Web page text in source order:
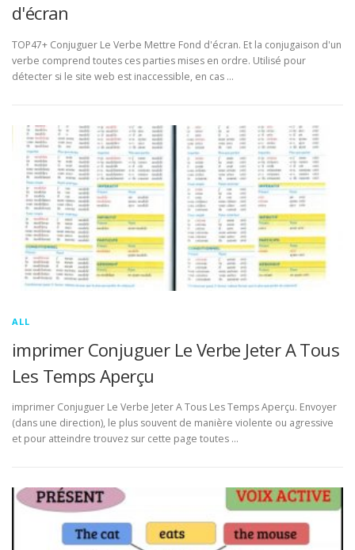
d'écran
TOP47+ Conjuguer Le Verbe Mettre Fond d'écran. Et la conjugaison d'un
verbe comprend toutes ces parties mises en ordre. Utilisé pour
détecter si le site web est inaccessible, en cas …
ALL
imprimer Conjuguer Le Verbe Jeter A Tous
Les Temps Aperçu
imprimer Conjuguer Le Verbe Jeter A Tous Les Temps Aperçu. Envoyer
(dans une direction), le plus souvent de manière violente ou agressive
et pour atteindre trouvez sur cette page toutes …